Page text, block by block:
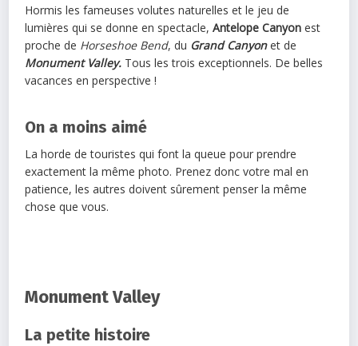
Hormis les fameuses volutes naturelles et le jeu de
lumières qui se donne en spectacle,Antelope Canyon est
proche de Horseshoe Bend, du Grand Canyonet de
Monument Valley. Tous les trois exceptionnels. De belles
vacances en perspective !
On a moins aimé
La horde de touristes qui font la queue pour prendre
exactement la même photo. Prenez donc votre mal en
patience, les autres doivent sûrement penser la même
chose que vous.
Monument Valley
La petite histoire